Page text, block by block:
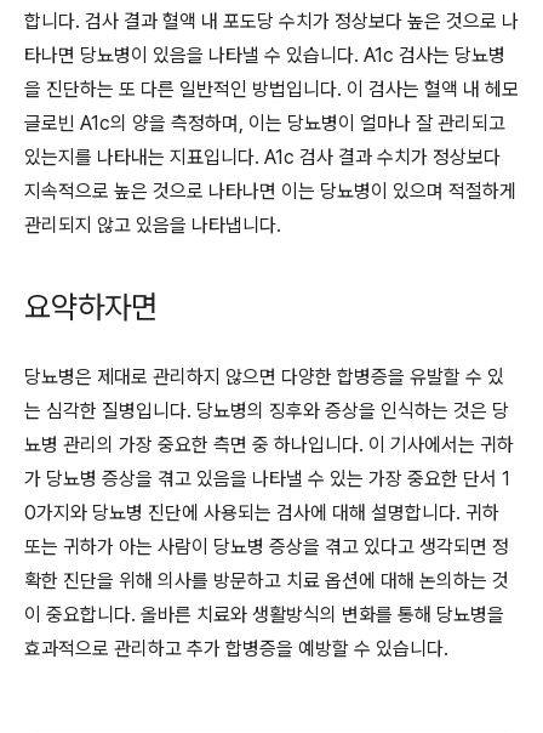
합니다. 검사 결과 혈액 내 포도당 수치가 정상보다 높은 것으로 나
타나면 당뇨병이 있음을 나타낼 수 있습니다. A1c 검사는 당뇨병
을 진단하는 또 다른 일반적인 방법입니다. 이 검사는 혈액 내 헤모
글로빈 A1c의 양을 측정하며, 이는 당뇨병이 얼마나 잘 관리되고
있는지를 나타내는 지표입니다. A1c 검사 결과 수치가 정상보다
지속적으로 높은 것으로 나타나면 이는 당뇨병이 있으며 적절하게
관리되지 않고 있음을 나타냅니다.
요약하자면
당뇨병은 제대로 관리하지 않으면 다양한 합병증을 유발할 수 있
는 심각한 질병입니다. 당뇨병의 징후와 증상을 인식하는 것은 당
뇨병 관리의 가장 중요한 측면 중 하나입니다. 이 기사에서는 귀하
가 당뇨병 증상을 겪고 있음을 나타낼 수 있는 가장 중요한 단서 1
0가지와 당뇨병 진단에 사용되는 검사에 대해 설명합니다. 귀하
또는 귀하가 아는 사람이 당뇨병 증상을 겪고 있다고 생각되면 정
확한 진단을 위해 의사를 방문하고 치료 옵션에 대해 논의하는 것
이 중요합니다. 올바른 치료와 생활방식의 변화를 통해 당뇨병을
효과적으로 관리하고 추가 합병증을 예방할 수 있습니다.